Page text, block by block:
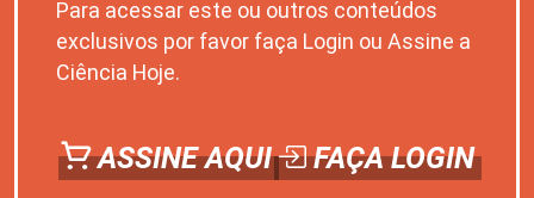
Para acessar este ou outros conteúdos
exclusivos por favor faça Login ou Assine a
Ciência Hoje.
ASSINE AQUI FAÇA LOGIN